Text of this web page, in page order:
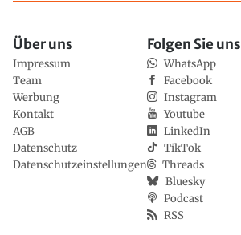
Über uns
Impressum
Team
Werbung
Kontakt
AGB
Datenschutz
Datenschutzeinstellungen
Folgen Sie uns
WhatsApp
Facebook
Instagram
Youtube
LinkedIn
TikTok
Threads
Bluesky
Podcast
RSS